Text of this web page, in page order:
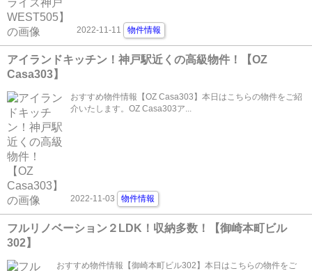
2022-11-11 物件情報
アイランドキッチン！神戸駅近くの高級物件！【OZ
Casa303】
おすすめ物件情報【OZ Casa303】本日はこちらの物件をご紹
介いたします。OZ Casa303ア...
2022-11-03 物件情報
フルリノベーション２LDK！収納多数！【御崎本町ビル
302】
おすすめ物件情報【御崎本町ビル302】本日はこちらの物件をご